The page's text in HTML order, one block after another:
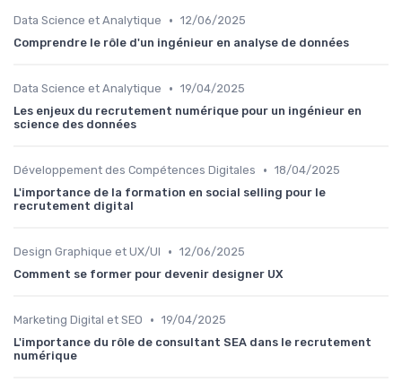
Data Science et Analytique • 12/06/2025
Comprendre le rôle d'un ingénieur en analyse de données
Data Science et Analytique • 19/04/2025
Les enjeux du recrutement numérique pour un ingénieur en
science des données
Développement des Compétences Digitales • 18/04/2025
L'importance de la formation en social selling pour le
recrutement digital
Design Graphique et UX/UI • 12/06/2025
Comment se former pour devenir designer UX
Marketing Digital et SEO • 19/04/2025
L'importance du rôle de consultant SEA dans le recrutement
numérique